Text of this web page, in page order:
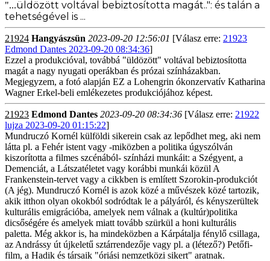
"...üldözött voltával bebiztosította magát..": és talán a
tehetségével is ...
21924 Hangyászsün 2023-09-20 12:56:01 [Válasz erre: 21923
Edmond Dantes 2023-09-20 08:34:36]
Ezzel a produkcióval, továbbá "üldözött" voltával bebiztosította
magát a nagy nyugati operákban és prózai színházakban.
Megjegyzem, a fotó alapján EZ a Lohengrin ókonzervatív Katharina
Wagner Erkel-beli emlékezetes produkciójához képest.
21923 Edmond Dantes 2023-09-20 08:34:36 [Válasz erre: 21922
lujza 2023-09-20 01:15:22]
Mundruczó Kornél külföldi sikerein csak az lepődhet meg, aki nem
látta pl. a Fehér istent vagy -miközben a politika úgyszólván
kiszorította a filmes szcénából- színházi munkáit: a Szégyent, a
Demenciát, a Látszatéletet vagy korábbi munkái közül A
Frankenstein-tervet vagy a cikkben is említett Szorokin-produkciót
(A jég). Mundruczó Kornél is azok közé a művészek közé tartozik,
akik itthon olyan okokból sodródtak le a pályáról, és kényszerültek
kulturális emigrációba, amelyek nem válnak a (kultúr)politika
dicsőségére és amelyek miatt tovább szürkül a honi kulturális
paletta. Még akkor is, ha mindeközben a Kárpátalja fénylő csillaga,
az Andrássy út újkeletű sztárrendezője vagy pl. a (létező?) Petőfi-
film, a Hadik és társaik "óriási nemzetközi sikert" aratnak.